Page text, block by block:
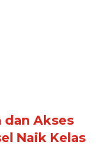
dan Akses
Naik Kelas